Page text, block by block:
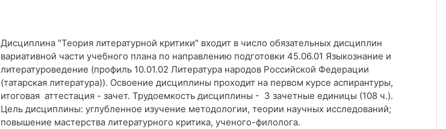
Дисциплина "Теория литературной критики" входит в число обязательных дисциплин
вариативной части учебного плана по направлению подготовки 45.06.01 Языкознание и
литературоведение (профиль 10.01.02 Литература народов Российской Федерации
(татарская литература)). Освоение дисциплины проходит на первом курсе аспирантуры,
итоговая аттестация - зачет. Трудоемкость дисциплины - 3 зачетные единицы (108 ч.).
Цель дисциплины: углубленное изучение методологии, теории научных исследований;
повышение мастерства литературного критика, ученого-филолога.